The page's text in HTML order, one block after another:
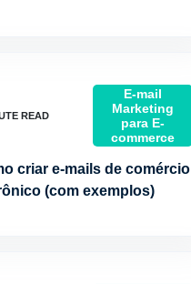
E-mail
Marketing
para E-
commerce
criar e-mails de comércio
(com exemplos)